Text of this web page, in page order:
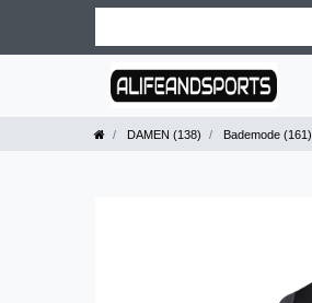
DAMEN (138) Bademode (161)